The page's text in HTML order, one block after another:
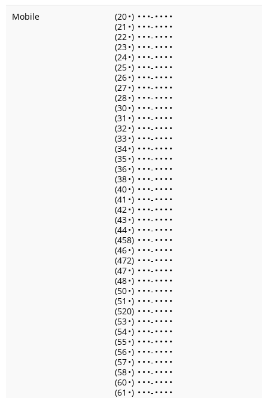
Mobile
(20•) • • •- • • • •
(21 •) • • •- • • • •
(22•) • • •- • • • •
(23•) • • •- • • • •
(24•) • • •- • • • •
(25•) • • •- • • • •
(26•) • • •- • • • •
(27•) • • •- • • • •
(28•) • • •- • • • •
(30•) • • •- • • • •
(31 •) • • •- • • • •
(32•) • • •- • • • •
(33•) • • •- • • • •
(34•) • • •- • • • •
(35•) • • •- • • • •
(36•) • • •- • • • •
(38•) • • •- • • • •
(40•) • • •- • • • •
(41 •) • • •- • • • •
(42•) • • •- • • • •
(43•) • • •- • • • •
(44•) • • •- • • • •
(458) • • •- • • • •
(46•) • • •- • • • •
(472) • • •- • • • •
(47•) • • •- • • • •
(48•) • • •- • • • •
(50•) • • •- • • • •
(51 •) • • •- • • • •
(520) • • •- • • • •
(53•) • • •- • • • •
(54•) • • •- • • • •
(55•) • • •- • • • •
(56•) • • •- • • • •
(57•) • • •- • • • •
(58•) • • •- • • • •
(60•) • • •- • • • •
(61 •) • • •- • • • •